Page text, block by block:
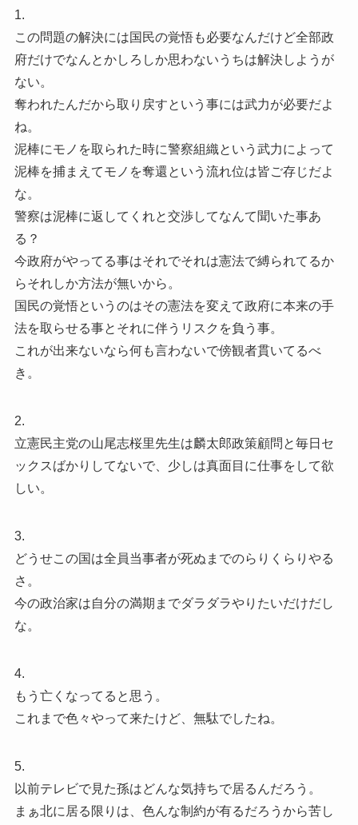
1.
この問題の解決には国民の覚悟も必要なんだけど全部政
府だけでなんとかしろしか思わないうちは解決しようが
ない。
奪われたんだから取り戻すという事には武力が必要だよ
ね。
泥棒にモノを取られた時に警察組織という武力によって
泥棒を捕まえてモノを奪還という流れ位は皆ご存じだよ
な。
警察は泥棒に返してくれと交渉してなんて聞いた事あ
る？
今政府がやってる事はそれでそれは憲法で縛られてるか
らそれしか方法が無いから。
国民の覚悟というのはその憲法を変えて政府に本来の手
法を取らせる事とそれに伴うリスクを負う事。
これが出来ないなら何も言わないで傍観者貫いてるべ
き。
2.
立憲民主党の山尾志桜里先生は麟太郎政策顧問と毎日セ
ックスばかりしてないで、少しは真面目に仕事をして欲
しい。
3.
どうせこの国は全員当事者が死ぬまでのらりくらりやる
さ。
今の政治家は自分の満期までダラダラやりたいだけだし
な。
4.
もう亡くなってると思う。
これまで色々やって来たけど、無駄でしたね。
5.
以前テレビで見た孫はどんな気持ちで居るんだろう。
まぁ北に居る限りは、色んな制約が有るだろうから苦し